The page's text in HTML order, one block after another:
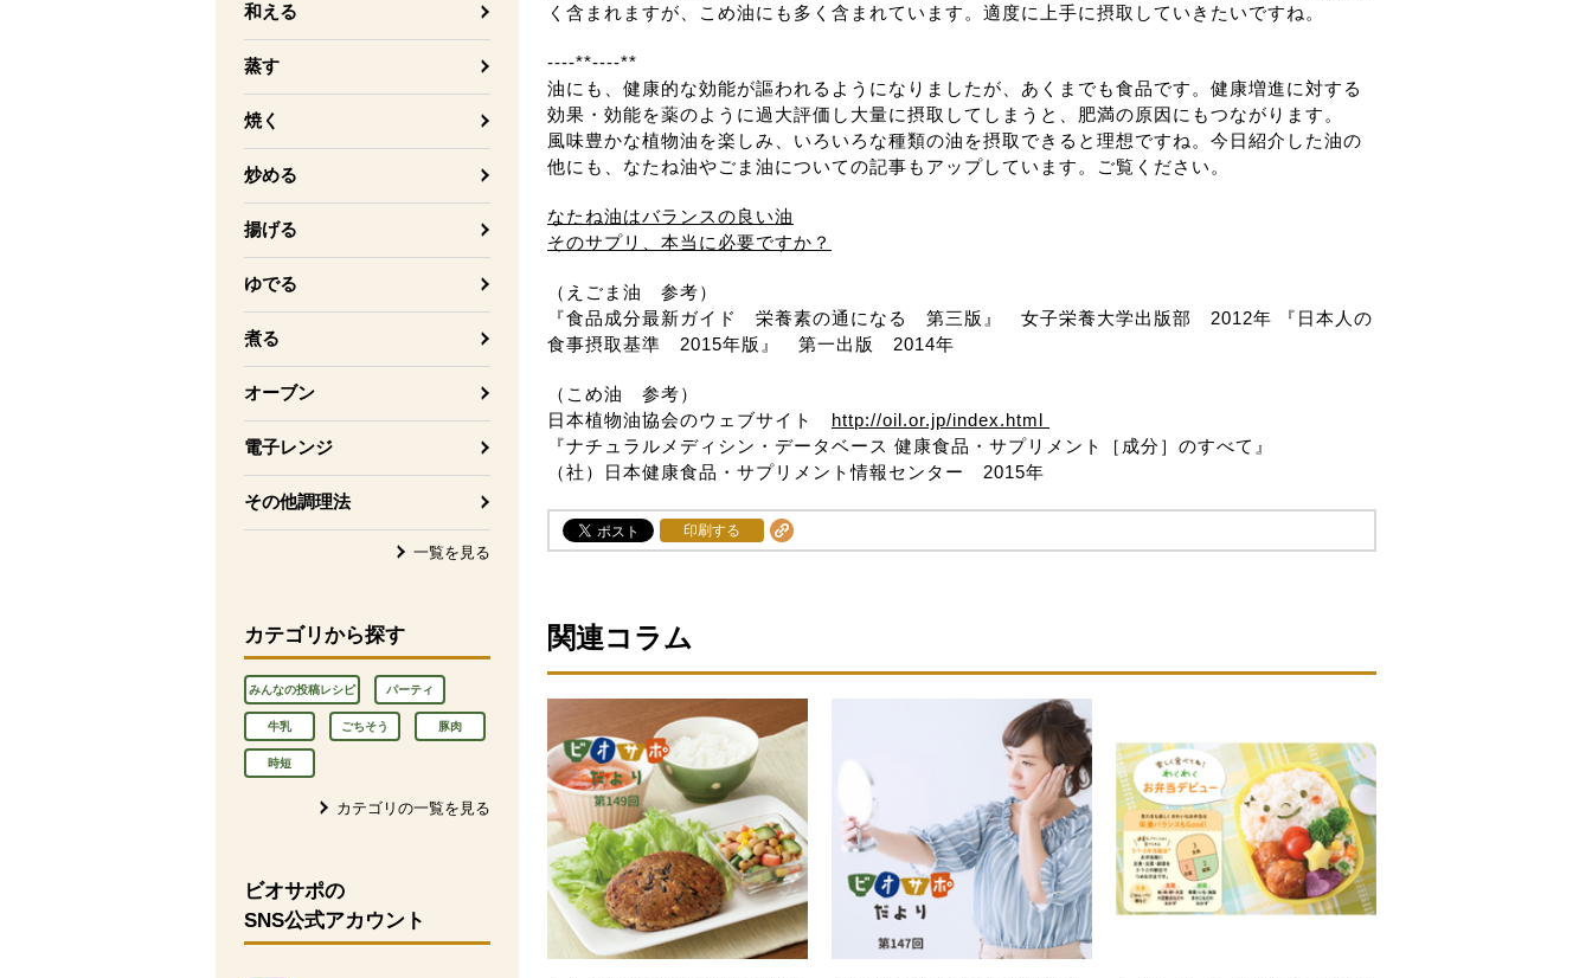
和える
蒸す
焼く
炒める
揚げる
ゆでる
煮る
オーブン
電子レンジ
その他調理法
一覧を見る
カテゴリから探す
みんなの投稿レシピ パーティ
牛乳 ごちそう 豚肉
時短
カテゴリの一覧を見る
ビオサポの
SNS公式アカウント
く含まれますが、こめ油にも多く含まれています。適度に上手に摂取していきたいですね。
----**----**
油にも、健康的な効能が謳われるようになりましたが、あくまでも食品です。健康増進に対する
効果・効能を薬のように過大評価し大量に摂取してしまうと、肥満の原因にもつながります。
風味豊かな植物油を楽しみ、いろいろな種類の油を摂取できると理想ですね。今日紹介した油の
他にも、なたね油やごま油についての記事もアップしています。ご覧ください。
なたね油はバランスの良い油
そのサプリ、本当に必要ですか？
（えごま油 参考）
『食品成分最新ガイド 栄養素の通になる 第三版』 女子栄養大学出版部 2012年 『日本人の
食事摂取基準 2015年版』 第一出版 2014年
（こめ油 参考）
日本植物油協会のウェブサイト http://oil.or.jp/index.html
『ナチュラルメディシン・データベース 健康食品・サプリメント［成分］のすべて』
（社）日本健康食品・サプリメント情報センター 2015年
印刷する
関連コラム